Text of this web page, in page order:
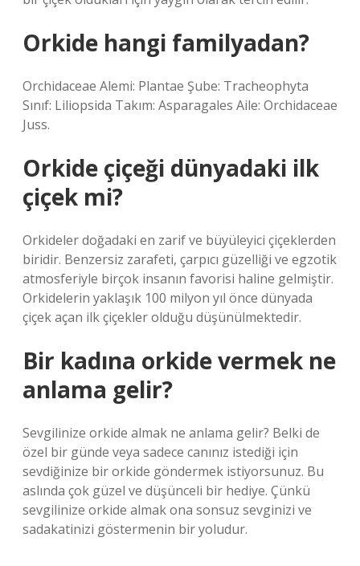
Orkide hangi familyadan?
Orchidaceae Alemi: Plantae Şube: Tracheophyta
Sınıf: Liliopsida Takım: Asparagales Aile: Orchidaceae
Juss.
Orkide çiçeği dünyadaki ilk
çiçek mi?
Orkideler doğadaki en zarif ve büyüleyici çiçeklerden
biridir. Benzersiz zarafeti, çarpıcı güzelliği ve egzotik
atmosferiyle birçok insanın favorisi haline gelmiştir.
Orkidelerin yaklaşık 100 milyon yıl önce dünyada
çiçek açan ilk çiçekler olduğu düşünülmektedir.
Bir kadına orkide vermek ne
anlama gelir?
Sevgilinize orkide almak ne anlama gelir? Belki de
özel bir günde veya sadece canınız istediği için
sevdiğinize bir orkide göndermek istiyorsunuz. Bu
aslında çok güzel ve düşünceli bir hediye. Çünkü
sevgilinize orkide almak ona sonsuz sevginizi ve
sadakatinizi göstermenin bir yoludur.